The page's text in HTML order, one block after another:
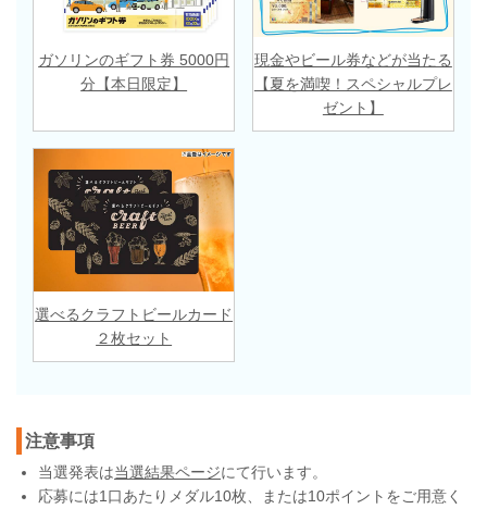
ガソリンのギフト券 5000円
分【本日限定】
現金やビール券などが当たる
【夏を満喫！スペシャルプレ
ゼント】
選べるクラフトビールカード
２枚セット
注意事項
当選発表は当選結果ページにて行います。
応募には1口あたりメダル10枚、または10ポイントをご用意く